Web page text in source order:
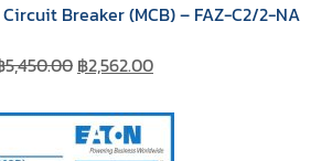
Breaker (MCB) – FAZ-C2/2-NA
5,450.00 Original
was:
฿5,450.00.
฿2,562.00Current
is:
฿2,562.00.